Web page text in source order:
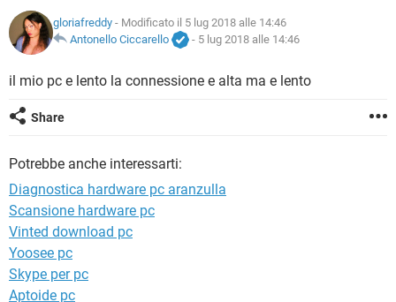
TIKTOK
HARDWARE
INSTAGRAM WHATSAPP
TIKTOK
HARDWARE
INTRATTENIMENTO
iOS WINDOWS 10
INSTAGRAM WHATSAPP
COVID-19 GAMING
INTRATTENIMENTO
iOS WINDOWS 10
INSTAGRAM
GLOSSARIO
COVID-19 GAMING
INSTAGRAM
TIKTOK FACEBOOK
gloriafreddy - Modificato il 5 lug 2018 alle 14:46
Antonello Ciccarello
- 5 lug 2018 alle 14:46
il mio pc e lento la connessione e alta ma e lento
Share
Potrebbe anche interessarti:
Diagnostica hardware pc aranzulla
Scansione hardware pc
Vinted download pc
Yoosee pc
Skype per pc
Aptoide pc